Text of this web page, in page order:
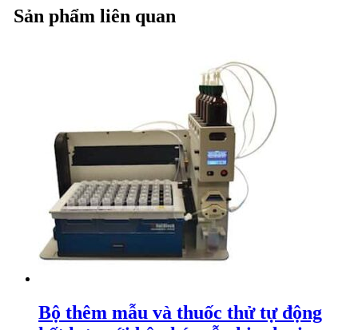
Sản phẩm liên quan
Bộ thêm mẫu và thuốc thử tự động